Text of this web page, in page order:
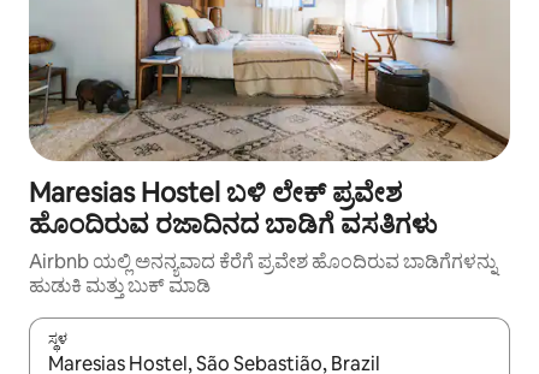
Maresias Hostel ಬಳಿ ಲೇಕ್ ಪ್ರವೇಶ
ಹೊಂದಿರುವ ರಜಾದಿನದ ಬಾಡಿಗೆ ವಸತಿಗಳು
Airbnb ಯಲ್ಲಿ ಅನನ್ಯವಾದ ಕೆರೆಗೆ ಪ್ರವೇಶ ಹೊಂದಿರುವ ಬಾಡಿಗೆಗಳನ್ನು
ಹುಡುಕಿ ಮತ್ತು ಬುಕ್ ಮಾಡಿ
ಸ್ಥಳ
ಫಲಿತಾಂಶಗಳು ಲಭ್ಯವಿರುವಾಗ, ಅಪ್ ಮತ್ತು ಡೌನ್ ಬಾಣದ ಕೀಲಿಗಳೊಂದಿಗೆ